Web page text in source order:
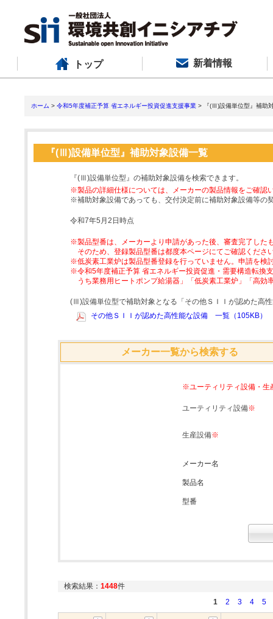
トップ 新着情報
ホーム > 令和5年度補正予算 省エネルギー投資促進支援事業 > 『(Ⅲ)設備単位型』補助
『(Ⅲ)設備単位型』補助対象設備一覧
『(Ⅲ)設備単位型』の補助対象設備を検索できます。
※製品の詳細仕様については、メーカーの製品情報をご確認
※補助対象設備であっても、交付決定前に補助対象設備等の
令和7年5月2日時点
※製品型番は、メーカーより申請があった後、審査完了した
そのため、登録製品型番は都度本ページにてご確認くださ
※低炭素工業炉は製品型番登録を行っていません。申請を検
※令和5年度補正予算 省エネルギー投資促進・需要構造転換
うち業務用ヒートポンプ給湯器」「低炭素工業炉」「高
(Ⅲ)設備単位型で補助対象となる「その他ＳＩＩが認めた高
その他ＳＩＩが認めた高性能な設備 一覧（105KB）
メーカー一覧から検索する
※ユーティリティ設備・生
ユーティリティ設備※
生産設備※
メーカー名
製品名
型番
検索結果： 1448件
1
2 3 4 5